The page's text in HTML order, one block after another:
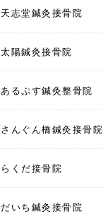
天志堂鍼灸接骨院
太陽鍼灸接骨院
あるぷす鍼灸整骨院
さんぐん橋鍼灸接骨院
らくだ接骨院
だいち鍼灸接骨院